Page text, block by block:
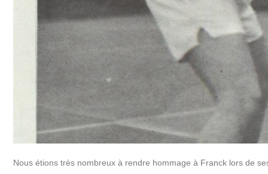
Nous étions très nombreux à rendre hommage à Franck lors de